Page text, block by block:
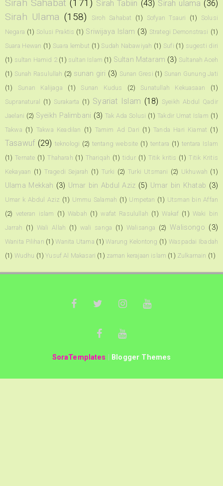
Sirah Sahabat (171) Sirah Tabiin (43) Sirah ulama (36)
Sirah Ulama (158) Siroh Sahabat (1) Sofyan Tsauri (1)
Solusi
Negara (1) Solusi Praktis (1) Sriwijaya Islam (3) Strategi Demonstrasi (1)
Suara Hewan (1) Suara lembut (1) Sudah Nabawiyah (1) Sufi (1) sugesti diri
(1) sultan Hamid 2 (1) sultan Islam (1) Sultan Mataram (3) Sultanah Aceh
(1) Sunah Rasulullah (2) sunan giri (3) Sunan Gresi (1) Sunan Gunung Jati
(1)
Sunan Kalijaga (1) Sunan Kudus (2) Sunatullah Kekuasaan
(1)
Supranatural
(1) Surakarta (1) Syariat Islam (18) Syeikh Abdul Qadir
Jaelani (2) Syeikh Palimbani (3) Tak Ada Solusi (1) Takdir Umat Islam (1)
Takwa (1) Takwa Keadilan (1) Tamim Ad Dari (1) Tanda Hari Kiamat (1)
Tasawuf (29) teknologi (2) tentang website (1) tentara (1) tentara Islam
(1) Ternate (1) Thaharah (1) Thariqah (1) tidur (1) Titik kritis (1) Titik Kritis
Kekayaan (1) Tragedi Sejarah (1) Turki (2) Turki Utsmani (2) Ukhuwah (1)
Ulama Mekkah (3) Umar bin Abdul Aziz (5) Umar bin Khatab (3)
Umar k Abdul Aziz (1) Ummu Salamah (1) Umpetan (1) Utsman bin Affan
(2) veteran islam (1) Wabah (1) wafat Rasulullah (1) Wakaf (1) Waki bin
Jarrah (1) Wali Allah (1) wali sanga (1) Walisanga (2) Walisongo (3)
Wanita Pilihan (1) Wanita Utama (1) Warung Kelontong (1) Waspadai Ibadah
(1) Wudhu (1) Yusuf Al Makasari (1) zaman kerajaan islam (1) Zulkarnain (1)
SoraTemplates Blogger Themes